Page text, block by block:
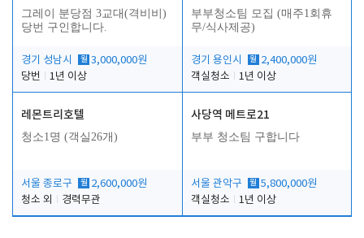
그레이 분당점 3교대(격비비)
당번 구인합니다.
경기 성남시 월 3,000,000원
당번
1년 이상
부부청소팀 모집 (매주1회휴
무/식사제공)
경기 용인시 월 2,400,000원
객실청소
1년 이상
레몬트리호텔
청소1명 (객실26개)
서울 종로구 월 2,600,000원
청소 외
경력무관
사당역 메트로21
부부 청소팀 구합니다
서울 관악구 월 5,800,000원
객실청소
1년 이상